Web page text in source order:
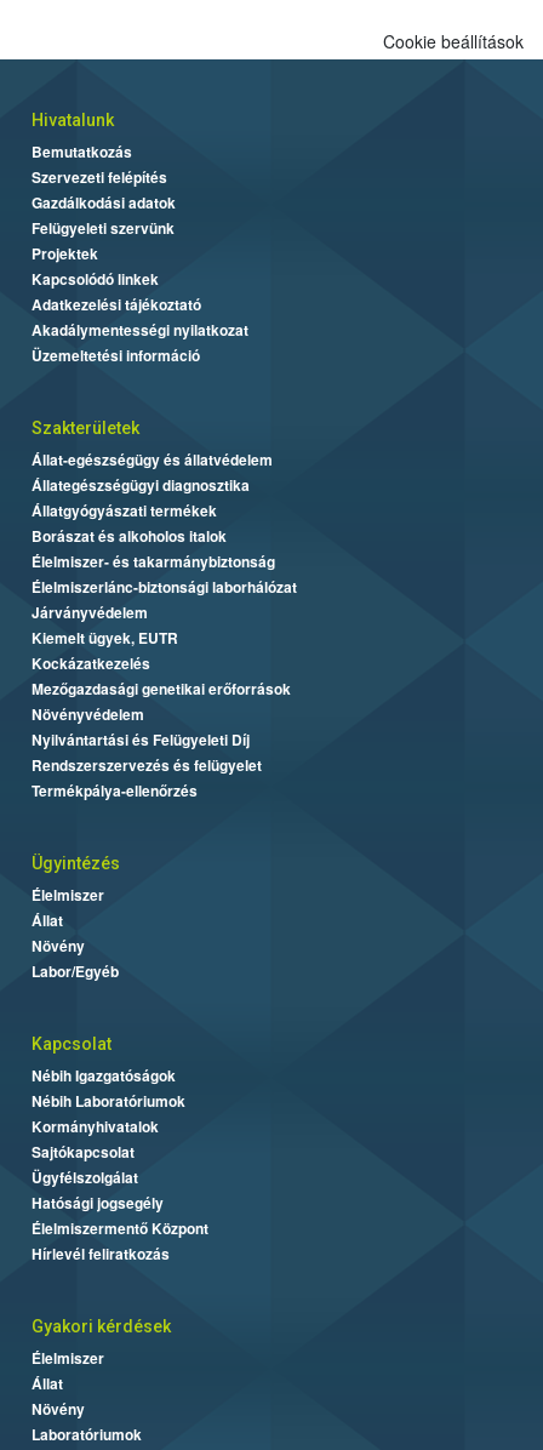
Cookie beállítások
Hivatalunk
Bemutatkozás
Szervezeti felépítés
Gazdálkodási adatok
Felügyeleti szervünk
Projektek
Kapcsolódó linkek
Adatkezelési tájékoztató
Akadálymentességi nyilatkozat
Üzemeltetési információ
Szakterületek
Állat-egészségügy és állatvédelem
Állategészségügyi diagnosztika
Állatgyógyászati termékek
Borászat és alkoholos italok
Élelmiszer- és takarmánybiztonság
Élelmiszerlánc-biztonsági laborhálózat
Járványvédelem
Kiemelt ügyek, EUTR
Kockázatkezelés
Mezőgazdasági genetikai erőforrások
Növényvédelem
Nyilvántartási és Felügyeleti Díj
Rendszerszervezés és felügyelet
Termékpálya-ellenőrzés
Ügyintézés
Élelmiszer
Állat
Növény
Labor/Egyéb
Kapcsolat
Nébih Igazgatóságok
Nébih Laboratóriumok
Kormányhivatalok
Sajtókapcsolat
Ügyfélszolgálat
Hatósági jogsegély
Élelmiszermentő Központ
Hírlevél feliratkozás
Gyakori kérdések
Élelmiszer
Állat
Növény
Laboratóriumok